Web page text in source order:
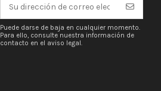
Puede darse de baja en cualquier momento.
Para ello, consulte nuestra información de
contacto en el aviso legal.